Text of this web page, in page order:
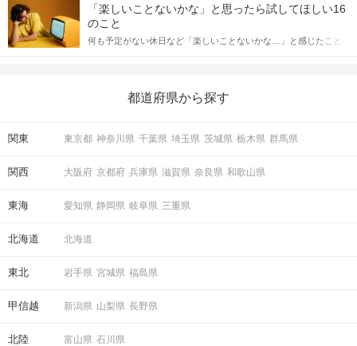
合にどのような行動に繋げるべきかをご紹介していきます。
しかし、中には「どう誘ったらいいの？」とお困りの男性もいら
っしゃるのではないでしょうか。 そこで今回は、男性から女性へ
送るLINEでのデートの誘い方のコツをご紹介します。例文も混じ
えながら解説するので、ぜひ参考にしてください。
「楽しいことないかな」と思ったら試してほしい16
のこと
何も予定がない休日など「楽しいことないかな…」と感じたこと
の楽しいことアイデアを集めました♪ いままさに楽しいことを探し
都道府県から探す
関東 東京都 神奈川県 千葉県 埼玉県 茨城県 栃木県 群馬県
関西 大阪府 京都府 兵庫県 滋賀県 奈良県 和歌山県
東海 愛知県 静岡県 岐阜県 三重県
北海道 北海道
東北 岩手県 宮城県 福島県
甲信越 新潟県 山梨県 長野県
北陸 富山県 石川県